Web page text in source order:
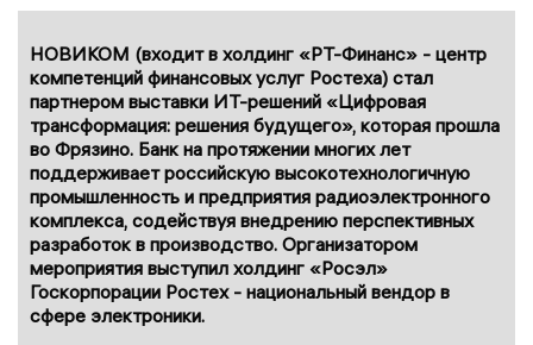
НОВИКОМ (входит в холдинг «РТ-Финанс» - центр
компетенций финансовых услуг Ростеха) стал
партнером выставки ИТ-решений «Цифровая
трансформация: решения будущего», которая прошла
во Фрязино. Банк на протяжении многих лет
поддерживает российскую высокотехнологичную
промышленность и предприятия радиоэлектронного
комплекса, содействуя внедрению перспективных
разработок в производство. Организатором
мероприятия выступил холдинг «Росэл»
Госкорпорации Ростех - национальный вендор в
сфере электроники.